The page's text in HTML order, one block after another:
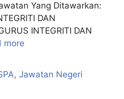
Yang Ditawarkan:
DAN
INTEGRITI DAN
more
,Jawatan Negeri